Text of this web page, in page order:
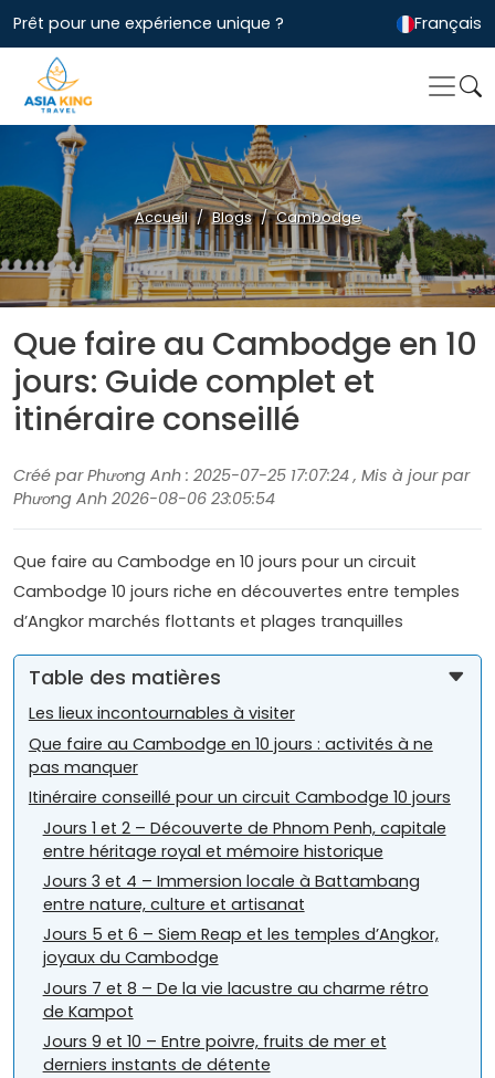
Prêt pour une expérience unique ? Français
Accueil Blogs Cambodge
Que faire au Cambodge en 10
jours: Guide complet et
itinéraire conseillé
Créé par Phương Anh : 2025-07-25 17:07:24 , Mis à jour par
Phương Anh 2026-08-06 23:05:54
Que faire au Cambodge en 10 jours pour un circuit
Cambodge 10 jours riche en découvertes entre temples
d’Angkor marchés flottants et plages tranquilles
Table des matières
Les lieux incontournables à visiter
Que faire au Cambodge en 10 jours : activités à ne
pas manquer
Itinéraire conseillé pour un circuit Cambodge 10 jours
Jours 1 et 2 – Découverte de Phnom Penh, capitale
entre héritage royal et mémoire historique
Jours 3 et 4 – Immersion locale à Battambang
entre nature, culture et artisanat
Jours 5 et 6 – Siem Reap et les temples d’Angkor,
joyaux du Cambodge
Jours 7 et 8 – De la vie lacustre au charme rétro
de Kampot
Jours 9 et 10 – Entre poivre, fruits de mer et
derniers instants de détente